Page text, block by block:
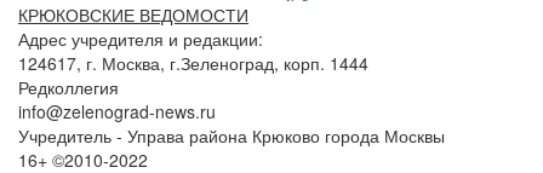
КРЮКОВСКИЕ ВЕДОМОСТИ
Адрес учредителя и редакции:
124617, г. Москва, г.Зеленоград, корп. 1444
Редколлегия
info@zelenograd-news.ru
Учредитель - Управа района Крюково города Москвы
16+ ©2010-2022